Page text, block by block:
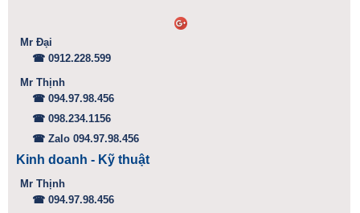
Mr Đại
☎ 0912.228.599
Mr Thịnh
☎ 094.97.98.456
☎ 098.234.1156
☎ Zalo 094.97.98.456
Kinh doanh - Kỹ thuật
Mr Thịnh
☎ 094.97.98.456